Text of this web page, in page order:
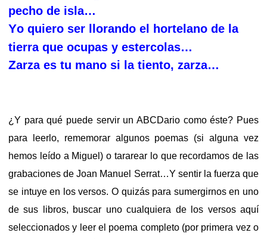
pecho de isla…
Yo quiero ser llorando el hortelano de la
tierra que ocupas y estercolas…
Zarza es tu mano si la tiento, zarza…
¿Y para qué puede servir un ABCDario como éste? Pues
para leerlo, rememorar algunos poemas (si alguna vez
hemos leído a Miguel) o tararear lo que recordamos de las
grabaciones de Joan Manuel Serrat…Y sentir la fuerza que
se intuye en los versos. O quizás para sumergirnos en uno
de sus libros, buscar uno cualquiera de los versos aquí
seleccionados y leer el poema completo (por primera vez o